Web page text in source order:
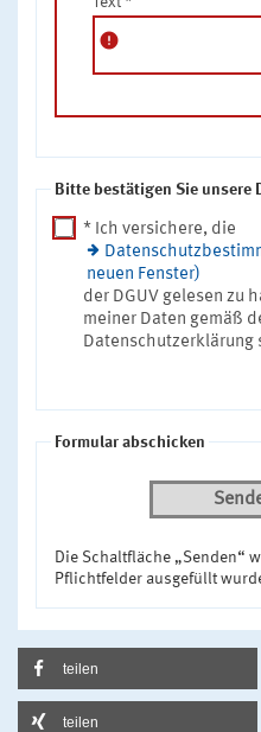
error
Bitte bestätigen Sie unsere
* Ich versichere, die
neuen Fenster)
der DGUV gelesen zu
meiner Daten gemäß
Datenschutzerklärung
Formular abschicken
Die Schaltfläche „Senden“
Pflichtfelder ausgefüllt
teilen
teilen